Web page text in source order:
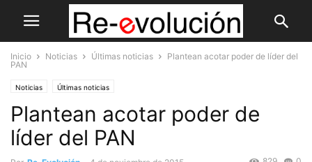
Inicio Noticias Últimas noticias
Plantean acotar poder de líder del
PAN
Noticias Últimas noticias
Plantean acotar poder de
líder del PAN